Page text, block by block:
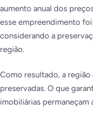
aumento anual dos
esse empreendimento
considerando a
região.
Como resultado, a região
preservadas. O que
imobiliárias permaneçam